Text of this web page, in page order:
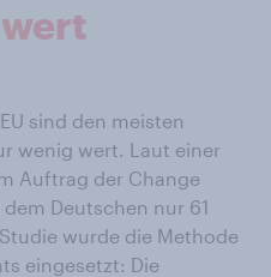
sind den meisten
wenig wert. Laut einer
Auftrag der Change
Deutschen nur 61
wurde die Methode
eingesetzt: Die